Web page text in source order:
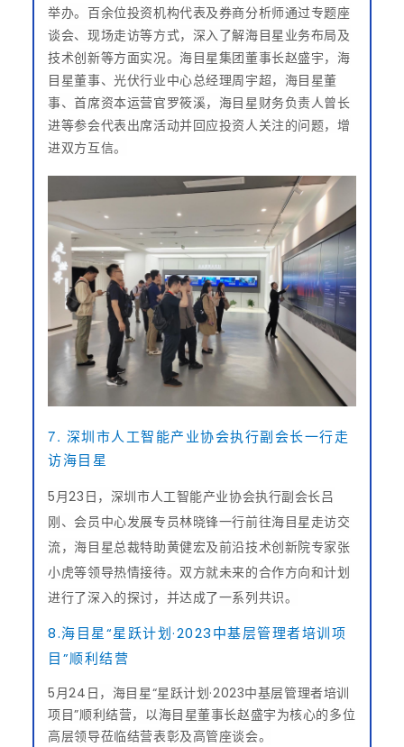
举办。百余位投资机构代表及券商分析师通过专题座
谈会、现场走访等方式，深入了解海目星业务布局及
技术创新等方面实况。海目星集团董事长赵盛宇，海
目星董事、光伏行业中心总经理周宇超，海目星董
事、首席资本运营官罗筱溪，海目星财务负责人曾长
进等参会代表出席活动并回应投资人关注的问题，增
进双方互信。
7. 深圳市人工智能产业协会执行副会长一行走
访海目星
5月23日，深圳市人工智能产业协会执行副会长吕
刚、会员中心发展专员林晓锋一行前往海目星走访交
流，海目星总裁特助黄健宏及前沿技术创新院专家张
小虎等领导热情接待。双方就未来的合作方向和计划
进行了深入的探讨，并达成了一系列共识。
8.海目星“星跃计划·2023中基层管理者培训项
目”顺利结营
5月24日，海目星“星跃计划·2023中基层管理者培训
项目”顺利结营，以海目星董事长赵盛宇为核心的多位
高层领导莅临结营表彰及高管座谈会。